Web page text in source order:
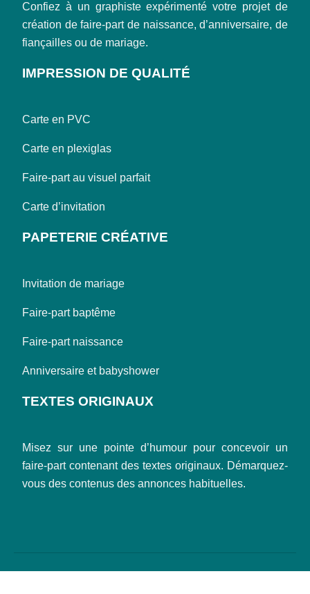
Confiez à un graphiste expérimenté votre projet de
création de faire-part de naissance, d’anniversaire, de
fiançailles ou de mariage.
IMPRESSION DE QUALITÉ
Carte en PVC
Carte en plexiglas
Faire-part au visuel parfait
Carte d’invitation
PAPETERIE CRÉATIVE
Invitation de mariage
Faire-part baptême
Faire-part naissance
Anniversaire et babyshower
TEXTES ORIGINAUX
Misez sur une pointe d’humour pour concevoir un
faire-part contenant des textes originaux. Démarquez-
vous des contenus des annonces habituelles.